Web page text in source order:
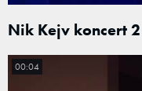
Nik Kejv koncert 2
00:04